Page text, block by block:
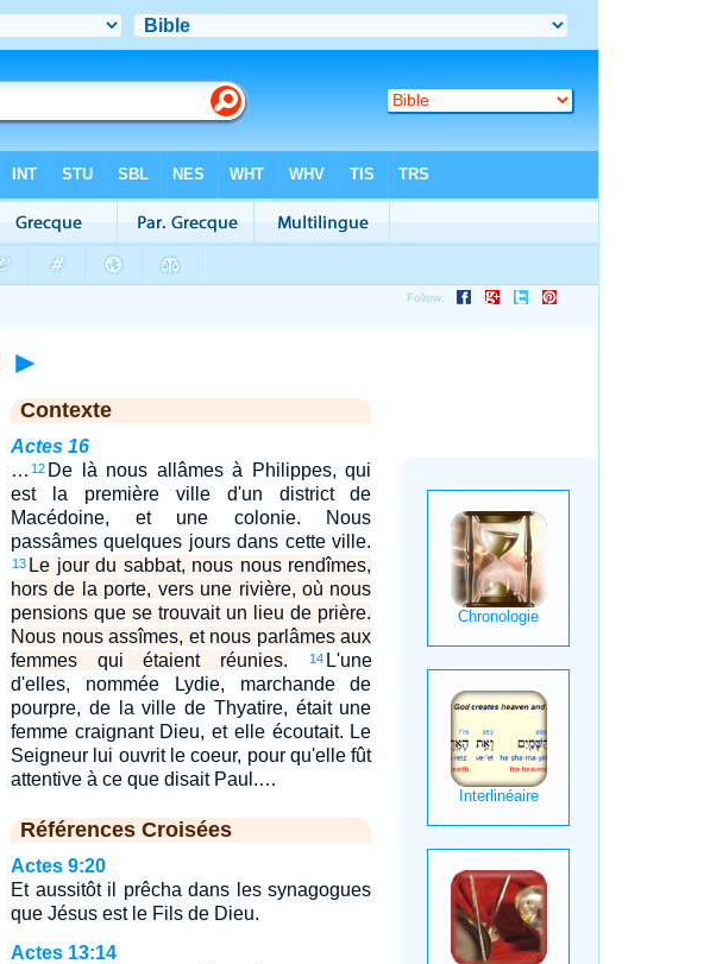
►
Contexte
Actes 16
… 12 De là nous allâmes à Philippes, qui
est la première ville d'un district de
Macédoine, et une colonie. Nous
passâmes quelques jours dans cette ville.
13 Le jour du sabbat, nous nous rendîmes,
hors de la porte, vers une rivière, où nous
pensions que se trouvait un lieu de prière.
Nous nous assîmes, et nous parlâmes aux
femmes qui étaient réunies.
14 L'une
d'elles, nommée Lydie, marchande de
pourpre, de la ville de Thyatire, était une
femme craignant Dieu, et elle écoutait. Le
Seigneur lui ouvrit le coeur, pour qu'elle fût
attentive à ce que disait Paul.…
Références Croisées
Actes 9:20
Et aussitôt il prêcha dans les synagogues
que Jésus est le Fils de Dieu.
Actes 13:14